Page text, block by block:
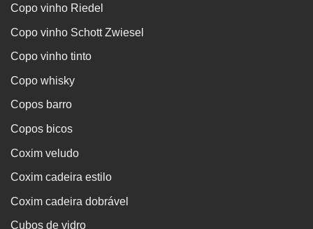
Copo vinho Riedel
Copo vinho Schott Zwiesel
Copo vinho tinto
Copo whisky
Copos barro
Copos bicos
Coxim veludo
Coxim cadeira estilo
Coxim cadeira dobrável
Cubos de vidro